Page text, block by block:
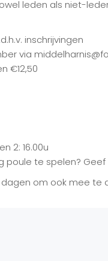
leden als niet-
inschrijvingen
via
€12,50
2: 16.00u
te spelen?
om ook mee te